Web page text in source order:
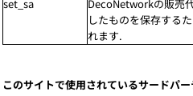
set_sa
DecoNetworkの販売
したものを保存する
れます.
このサイトで使用されているサードパ